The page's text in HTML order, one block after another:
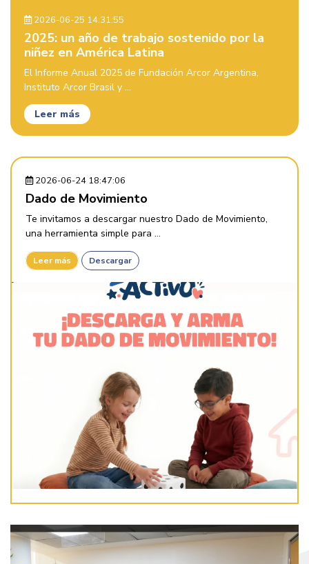
2026-06-25 14:31:55
2025: un año de trabajo sostenido por la
niñez en América Latina
El Informe Anual 2025 de Fundación Arcor Argentina,
Instituto Arcor Brasil y ...
Leer más
2026-06-24 18:47:06
Dado de Movimiento
Te invitamos a descargar nuestro Dado de Movimiento,
una herramienta simple para ...
Leer más Descargar